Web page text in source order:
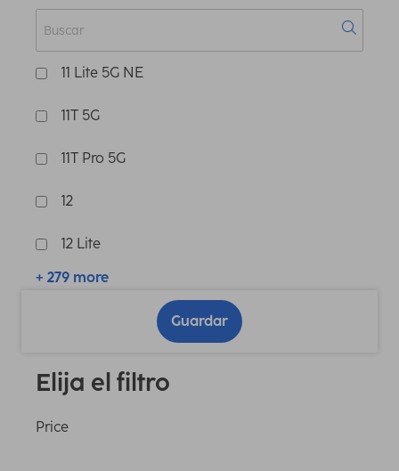
11 Lite 5G NE
11T 5G
11T Pro 5G
12
12 Lite
+ 279 more
Guardar
Elija el filtro
Price